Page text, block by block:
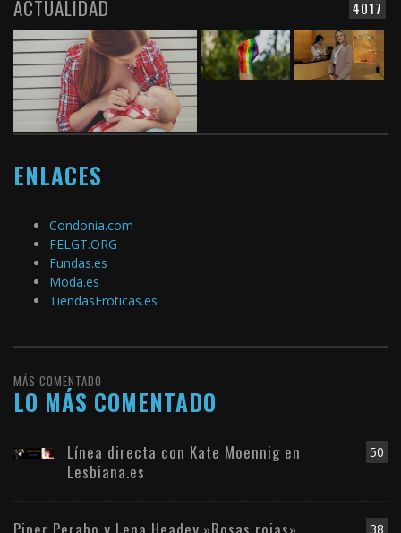
4017
ACTUALIDAD
ENLACES
Condonia.com
FELGT.ORG
Fundas.es
Moda.es
TiendasEroticas.es
MÁS COMENTADO
LO MÁS COMENTADO
50
Línea directa con Kate Moennig en
Lesbiana.es
38